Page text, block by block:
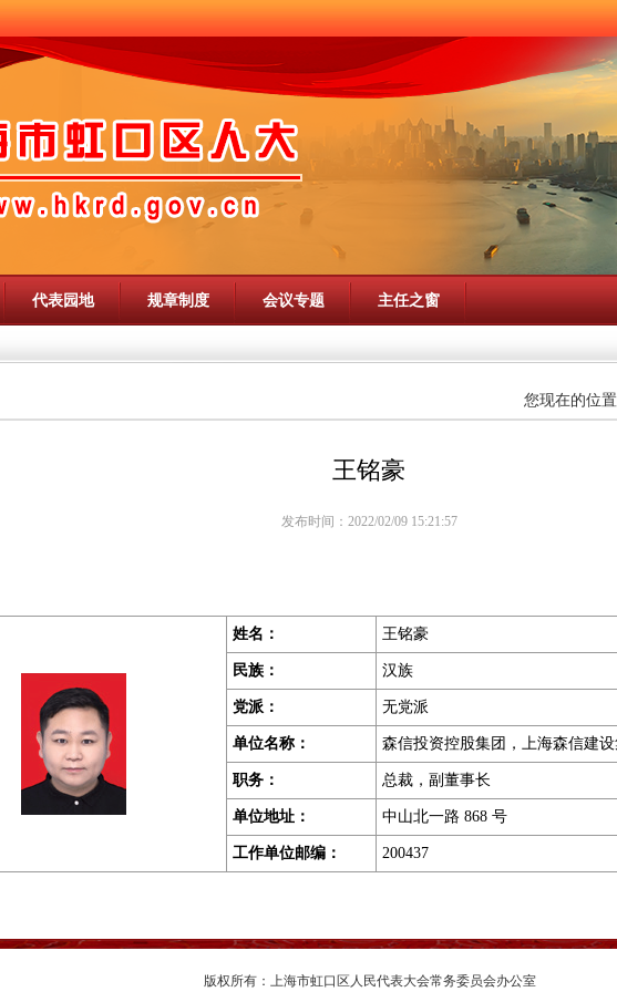
代表园地 规章制度 会议专题 主任之窗
您现在的位
王铭豪
发布时间：2022/02/09 15:21:57
姓名： 王铭豪
民族： 汉族
党派： 无党派
单位名称： 森信投资控股集团，上海森信建
职务： 总裁，副董事长
单位地址： 中山北一路 868 号
工作单位邮编： 200437
版权所有：上海市虹口区人民代表大会常务委员会办公室